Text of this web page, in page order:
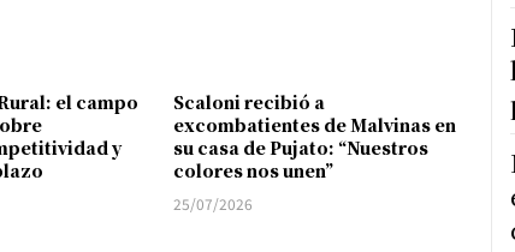
el campo
y
Scaloni recibió a
excombatientes de Malvinas en
su casa de Pujato: “Nuestros
colores nos unen”
25/07/2026